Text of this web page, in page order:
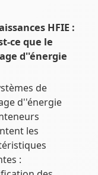
HFIE :
ce que le
d''énergie
de
d''énergie
les
: